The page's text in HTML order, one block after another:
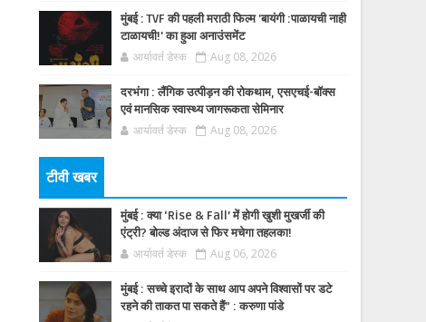
मुंबई : TVF की पहली मराठी फिल्म 'बायंगी :पाळायची नाही
टाळायची!' का हुआ अनाउंसमेंट
आर्यावर्त डेस्क Aug 08, 2026
दरभंगा : लैंगिक उत्पीड़न की रोकथाम, एसएचई-बॉक्स
एवं मानसिक स्वास्थ्य जागरूकता सेमिनार
आर्यावर्त डेस्क Aug 08, 2026
टीवी खबर
मुंबई : क्या ‘Rise & Fall’ में होगी खुशी मुखर्जी की
एंट्री? बोल्ड अंदाज से फिर मचेगा तहलका!
आर्यावर्त डेस्क Aug 06, 2026
मुंबई : सच्चे इरादों के साथ आप अपने विश्वासों पर डटे
रहने की ताकत पा सकते हैं” : करुणा पांडे